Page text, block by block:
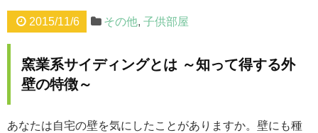
2015/11/6 その他,子供部屋
窯業系サイディングとは ～知って得する外
壁の特徴～
あなたは自宅の壁を気にしたことがありますか。壁にも種